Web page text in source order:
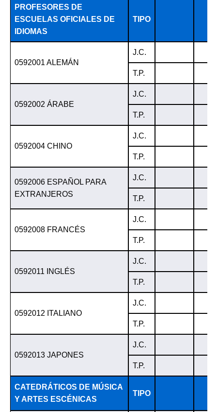
PROFESORES DE
ESCUELAS OFICIALES DE
IDIOMAS
TIPO
0592001 ALEMÁN
J.C.
T.P.
0592002 ÁRABE
J.C.
T.P.
0592004 CHINO
J.C.
T.P.
0592006 ESPAÑOL PARA
EXTRANJEROS
J.C.
T.P.
0592008 FRANCÉS
J.C.
T.P.
0592011 INGLÉS
J.C.
T.P.
0592012 ITALIANO
J.C.
T.P.
0592013 JAPONES
J.C.
T.P.
CATEDRÁTICOS DE MÚSICA
Y ARTES ESCÉNICAS
TIPO